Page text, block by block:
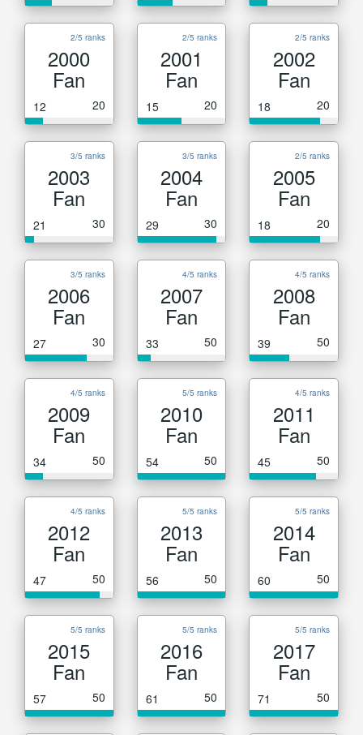
2/5 ranks
2000
Fan
12 20
2/5 ranks
2001
Fan
15 20
2/5 ranks
2002
Fan
18 20
3/5 ranks
2003
Fan
21 30
3/5 ranks
2004
Fan
29 30
2/5 ranks
2005
Fan
18 20
3/5 ranks
2006
Fan
27 30
4/5 ranks
2007
Fan
33 50
4/5 ranks
2008
Fan
39 50
4/5 ranks
2009
Fan
34 50
5/5 ranks
2010
Fan
54 50
4/5 ranks
2011
Fan
45 50
4/5 ranks
2012
Fan
47 50
5/5 ranks
2013
Fan
56 50
5/5 ranks
2014
Fan
60 50
5/5 ranks
2015
Fan
57 50
5/5 ranks
2016
Fan
61 50
5/5 ranks
2017
Fan
71 50